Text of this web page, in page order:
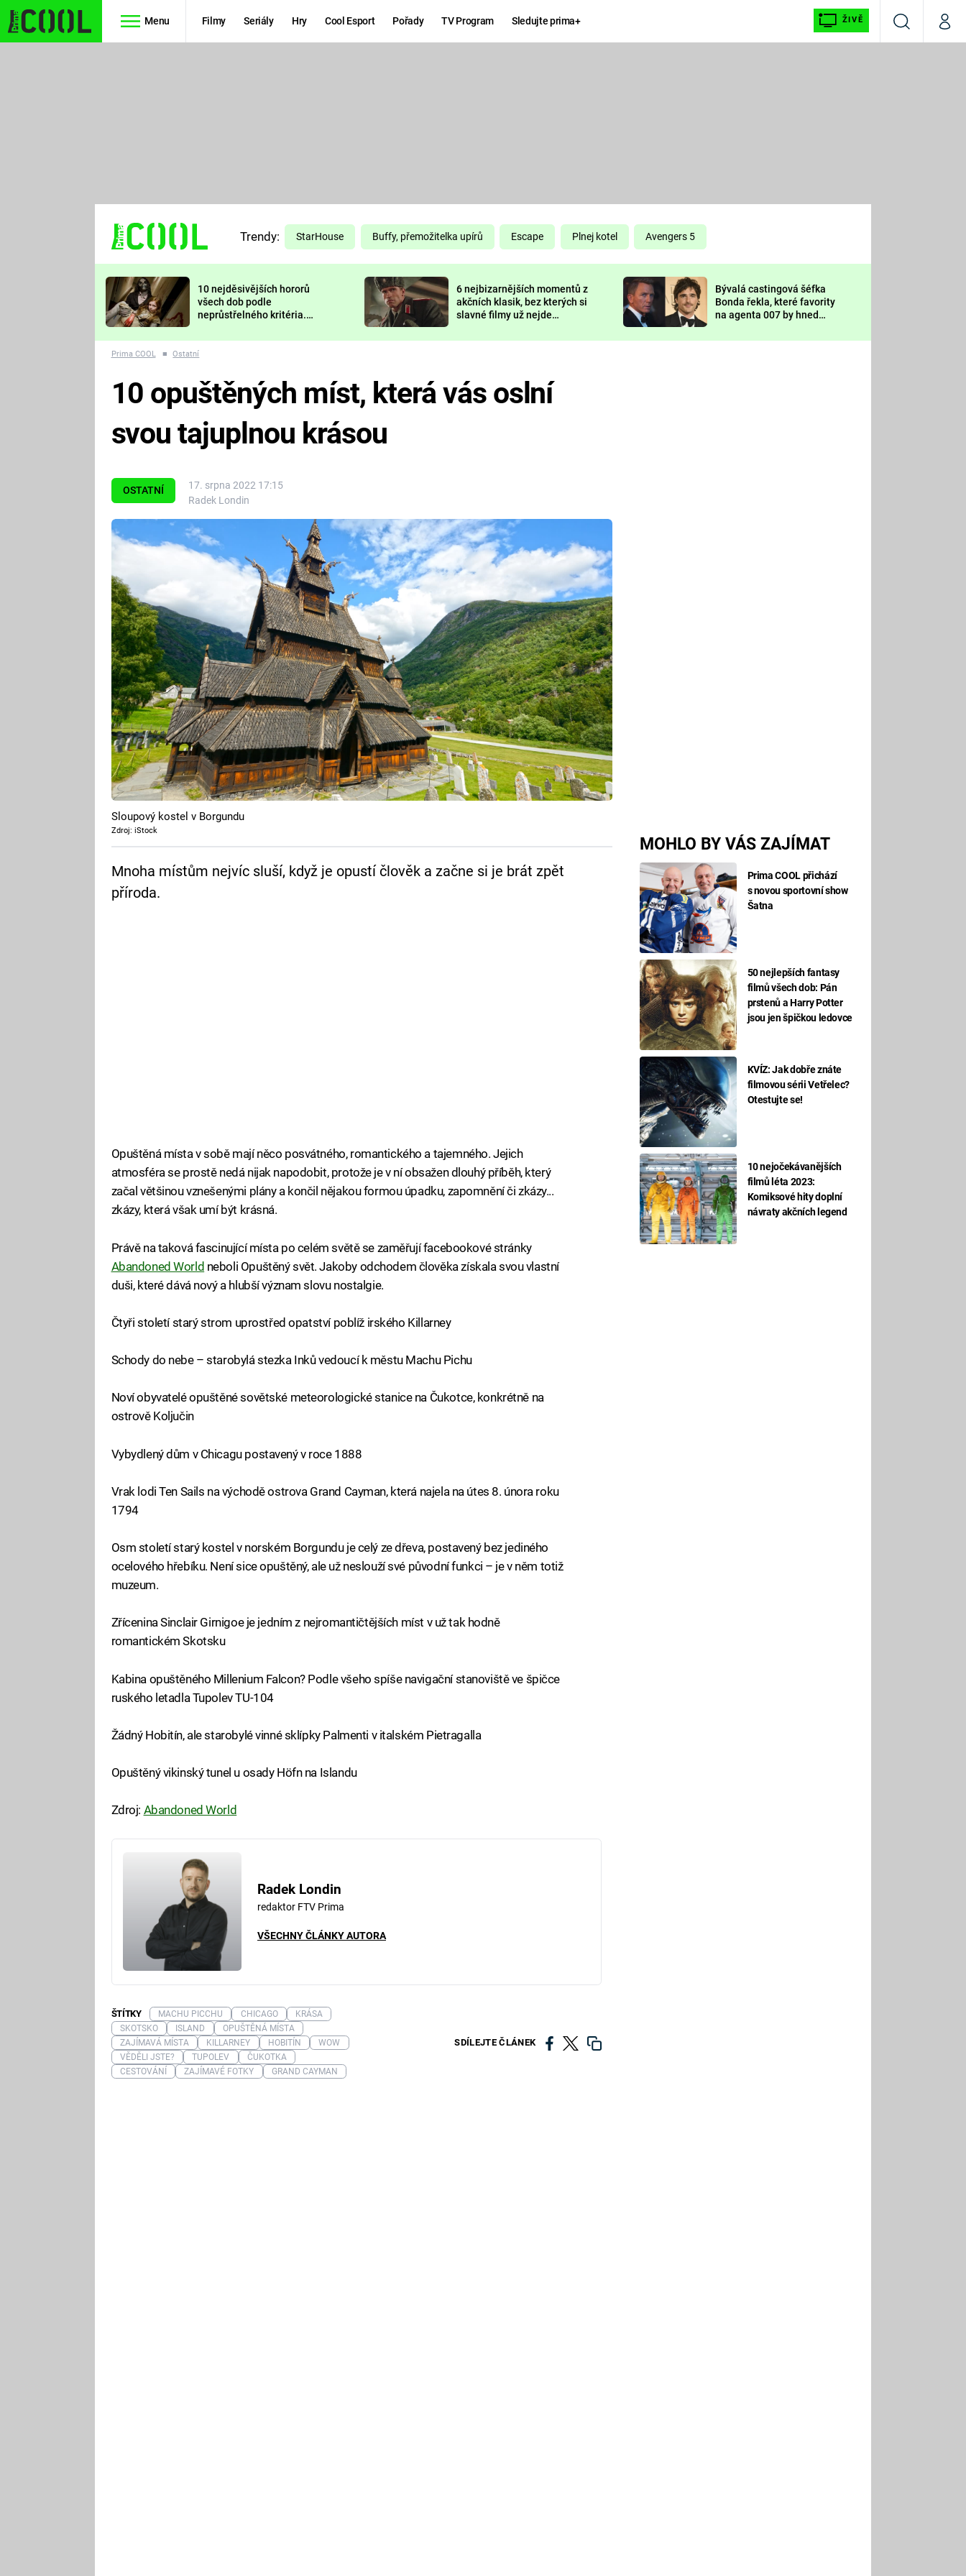
Menu Filmy Seriály Hry Cool Esport Pořady TV Program Sledujte prima+ ŽIVĚ
VyhledáváníMůj
TŘESKU
FUTURAMA
PREDÁTOR
DELIVERANCE
KOMEDIE
CHUCK
NORRIS
DEADPOOL
Prima LAJK
Sledujte nás
Trendy: StarHouse Buffy, přemožitelka upírů Escape Plnej kotel Avengers 5
10 nejděsivějších hororů
všech dob podle
neprůstřelného kritéria.
nejvíc zvednou tep?
6 nejbizarnějších momentů z
akčních klasik, bez kterých si
slavné filmy už nejde
Bývalá castingová šéfka
Bonda řekla, které favority
na agenta 007 by hned
Prima COOL ■ Ostatní
OSTATNÍ
17. srpna 2022 17:15
Radek Londin
MOHLO BY VÁS ZAJÍMAT
Prima COOL přichází
s novou sportovní show
Šatna
50 nejlepších fantasy
filmů všech dob: Pán
prstenů a Harry Potter
jsou jen špičkou ledovce
KVÍZ: Jak dobře znáte
filmovou sérii Vetřelec?
Otestujte se!
10 nejočekávanějších
filmů léta 2023:
Komiksové hity doplní
návraty akčních legend
10 opuštěných míst, která vás oslní
svou tajuplnou krásou
Sloupový kostel v Borgundu
Zdroj: iStock
Mnoha místům nejvíc sluší, když je opustí člověk a začne si je brát zpět
příroda.
Opuštěná místa v sobě mají něco posvátného, romantického a tajemného. Jejich
atmosféra se prostě nedá nijak napodobit, protože je v ní obsažen dlouhý příběh, který
začal většinou vznešenými plány a končil nějakou formou úpadku, zapomnění či zkázy...
zkázy, která však umí být krásná.
Právě na taková fascinující místa po celém světě se zaměřují facebookové stránky
Abandoned World neboli Opuštěný svět. Jakoby odchodem člověka získala svou vlastní
duši, které dává nový a hlubší význam slovu nostalgie.
Čtyři století starý strom uprostřed opatství poblíž irského Killarney
Schody do nebe – starobylá stezka Inků vedoucí k městu Machu Pichu
Noví obyvatelé opuštěné sovětské meteorologické stanice na Čukotce, konkrétně na
ostrově Koljučin
Vybydlený dům v Chicagu postavený v roce 1888
Vrak lodi Ten Sails na východě ostrova Grand Cayman, která najela na útes 8. února roku
1794
Osm století starý kostel v norském Borgundu je celý ze dřeva, postavený bez jediného
ocelového hřebíku. Není sice opuštěný, ale už neslouží své původní funkci – je v něm totiž
muzeum.
Zřícenina Sinclair Girnigoe je jedním z nejromantičtějších míst v už tak hodně
romantickém Skotsku
Kabina opuštěného Millenium Falcon? Podle všeho spíše navigační stanoviště ve špičce
ruského letadla Tupolev TU-104
Žádný Hobitín, ale starobylé vinné sklípky Palmenti v italském Pietragalla
Opuštěný vikinský tunel u osady Höfn na Islandu
Zdroj: Abandoned World
Radek Londin
redaktor FTV Prima
VŠECHNY ČLÁNKY AUTORA
SDÍLEJTE ČLÁNEK
ŠTÍTKY MACHU PICCHU CHICAGO
KRÁSA
SKOTSKO
ISLAND
OPUŠTĚNÁ MÍSTA
ZAJÍMAVÁ MÍSTA
KILLARNEY HOBITÍN
WOW
VĚDĚLI JSTE?
TUPOLEV
ČUKOTKA
CESTOVÁNÍ
ZAJÍMAVÉ FOTKY GRAND CAYMAN